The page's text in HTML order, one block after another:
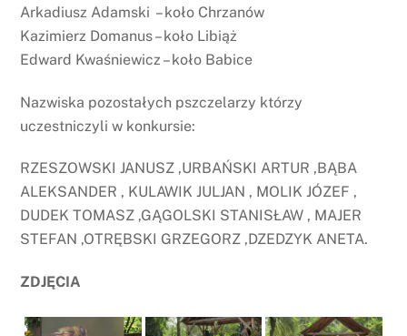
Arkadiusz Adamski – koło Chrzanów
Kazimierz Domanus – koło Libiąż
Edward Kwaśniewicz – koło Babice
Nazwiska pozostałych pszczelarzy którzy
uczestniczyli w konkursie:
RZESZOWSKI JANUSZ ,URBAŃSKI ARTUR ,BĄBA
ALEKSANDER , KULAWIK JULJAN , MOLIK JÓZEF ,
DUDEK TOMASZ ,GĄGOLSKI STANISŁAW , MAJER
STEFAN ,OTRĘBSKI GRZEGORZ ,DZEDZYK ANETA.
ZDJĘCIA